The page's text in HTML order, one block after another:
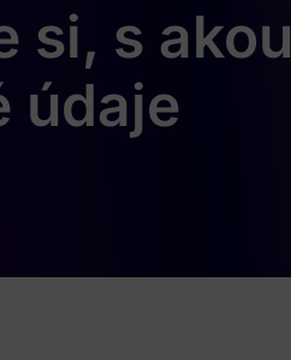
si, s akou
údaje